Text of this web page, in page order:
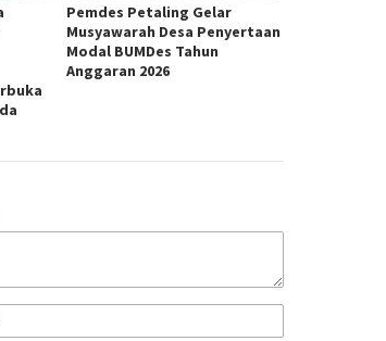
Pemdes Petaling Gelar
Musyawarah Desa Penyertaan
Modal BUMDes Tahun
Anggaran 2026